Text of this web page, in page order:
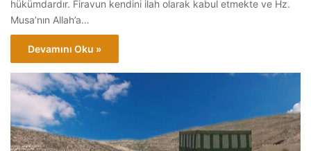
hükümdardır. Firavun kendini ilah olarak kabul etmekte ve Hz.
Musa’nın Allah’a…
Devamını Oku »